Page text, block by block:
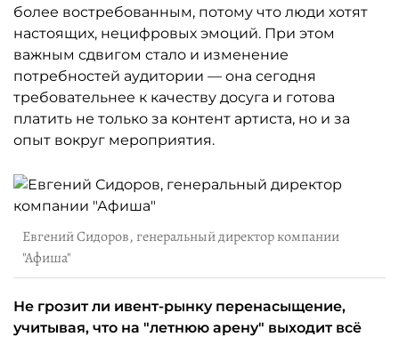
более востребованным, потому что люди хотят
настоящих, нецифровых эмоций. При этом
важным сдвигом стало и изменение
потребностей аудитории — она сегодня
требовательнее к качеству досуга и готова
платить не только за контент артиста, но и за
опыт вокруг мероприятия.
Евгений Сидоров, генеральный директор компании
"Афиша"
Не грозит ли ивент-рынку перенасыщение,
учитывая, что на "летнюю арену" выходит всё